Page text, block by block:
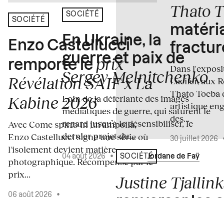
SOCIÉTÉ
Enzo Castellucci
remporte le prix
Révélation SAIF x La
Kabine 2026
Avec Come spirto in un'ampolla,
Enzo Castellucci signe une série où
l'isolement devient matière
photographique. Récompensé par le
prix...
06 août 2026
•
SOCIÉTÉ
En Ukraine, la
guerre et paix de
Sergey Melnitchenko
Loin de la déferlante des images
médiatiques de guerre, qui saturent le
regard jusqu’à le désensibiliser, le
dernier projet du...
04 août 2026 • Écrit par Jordane de Faÿ
SOCIÉTÉ
Justine
Thato
Dans
Lucifer, aux
Thato Toeba
artistique
des...
30 juillet 2026